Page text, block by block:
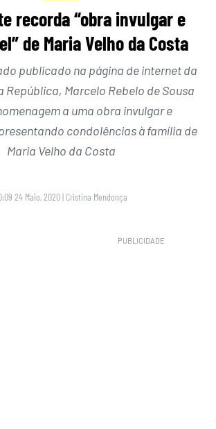
recorda “obra invulgar e
de Maria Velho da Costa
publicado na página de internet da
República, Marcelo Rebelo de Sousa
a uma obra invulgar e
condolências à família de
Maria Velho da Costa
24 Maio, 2020 | Cristina Mendonça